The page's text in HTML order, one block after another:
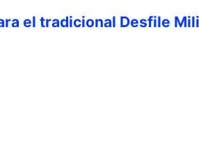
el tradicional Desfile